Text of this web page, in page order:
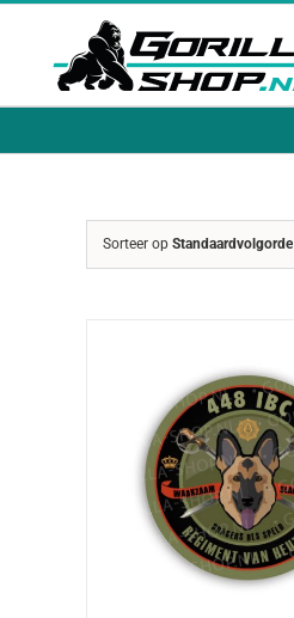
Ga
Sorteer op Standaardvolgorde